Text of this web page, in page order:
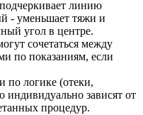
линию
- уменьшает тяжи и
угол в центре.
сочетаться между
по показаниям, если
по логике (отеки,
индивидуально зависят от
процедур.